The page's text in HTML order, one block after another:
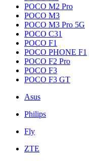
POCO M2 Pro
POCO M3
POCO M3 Pro 5G
POCO C31
POCO F1
POCO PHONE F1
POCO F2 Pro
POCO F3
POCO F3 GT
Asus
Philips
Fly
ZTE